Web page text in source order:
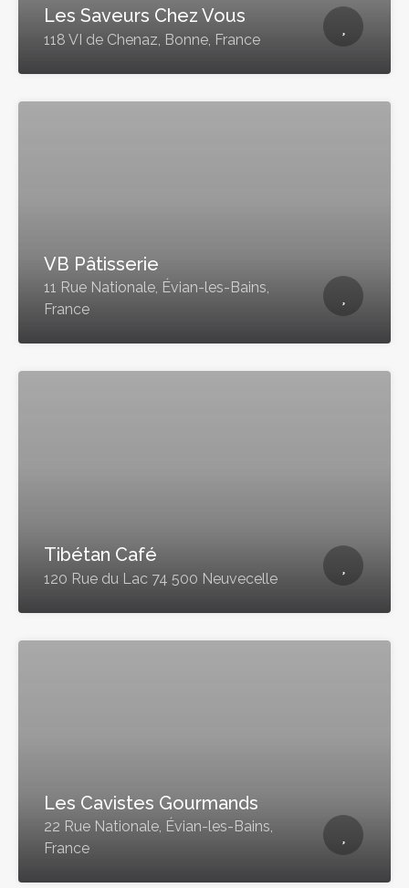
Les Saveurs Chez Vous
118 VI de Chenaz, Bonne, France
VB Pâtisserie
11 Rue Nationale, Évian-les-Bains,
France
Tibétan Café
120 Rue du Lac 74 500 Neuvecelle
Les Cavistes Gourmands
22 Rue Nationale, Évian-les-Bains,
France